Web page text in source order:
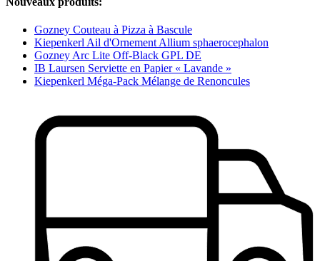
Gozney Couteau à Pizza à Bascule
Kiepenkerl Ail d'Ornement Allium sphaerocephalon
Gozney Arc Lite Off-Black GPL DE
IB Laursen Serviette en Papier « Lavande »
Kiepenkerl Méga-Pack Mélange de Renoncules